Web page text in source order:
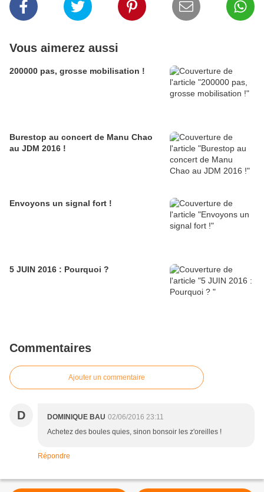
Vous aimerez aussi
200000 pas, grosse mobilisation !
Burestop au concert de Manu Chao
au JDM 2016 !
Envoyons un signal fort !
5 JUIN 2016 : Pourquoi ?
Commentaires
Ajouter un commentaire
D DOMINIQUE BAU 02/06/2016 23:11
Achetez des boules quies, sinon bonsoir les z'oreilles !
Répondre